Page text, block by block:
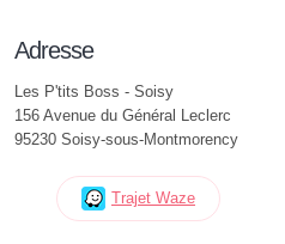
Adresse
Les P'tits Boss - Soisy
156 Avenue du Général Leclerc
95230 Soisy-sous-Montmorency
Trajet Waze